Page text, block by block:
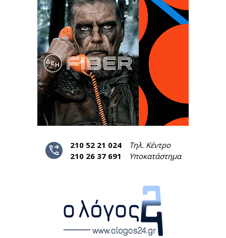
phone_forwarded 210 52 21 024
Τηλ. Κέντρο
210 26 37 691
Υποκατάστημα